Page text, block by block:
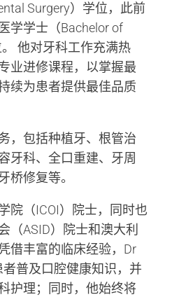
Surgery）学位，此前
学学士（Bachelor of
他对牙科工作充满热
业进修课程，以掌握最
续为患者提供最佳品质
，包括种植牙、根管治
牙科、全口重建、牙周
桥修复等。
院（ICOI）院士，同时也
（ASID）院士和澳大利
借丰富的临床经验，Dr
普及口腔健康知识，并
护理；同时，他始终将